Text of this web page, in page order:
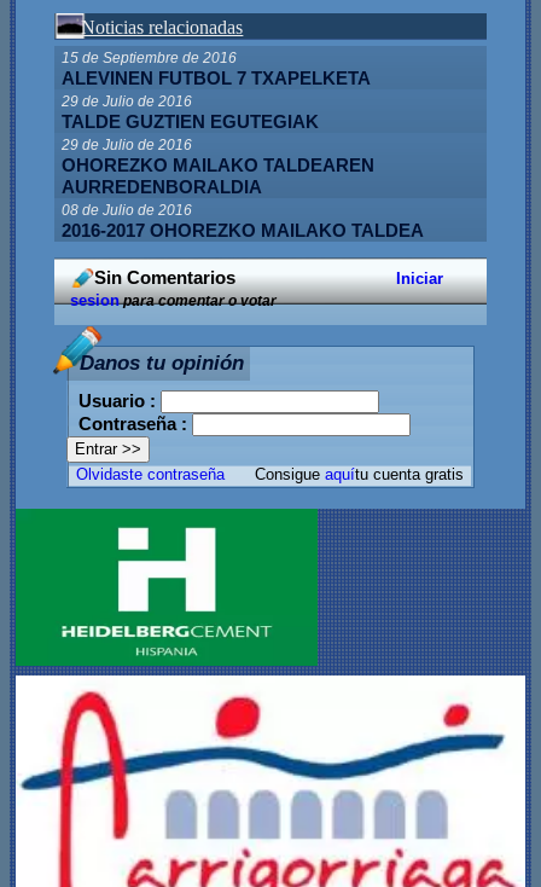
Noticias relacionadas
15 de Septiembre de 2016
ALEVINEN FUTBOL 7 TXAPELKETA
29 de Julio de 2016
TALDE GUZTIEN EGUTEGIAK
29 de Julio de 2016
OHOREZKO MAILAKO TALDEAREN
AURREDENBORALDIA
08 de Julio de 2016
2016-2017 OHOREZKO MAILAKO TALDEA
Sin Comentarios
Iniciar
sesionpara comentar o votar
Danos tu opinión
Usuario :
Contraseña :
Olvidaste contraseña Consigueaquítu cuenta gratis